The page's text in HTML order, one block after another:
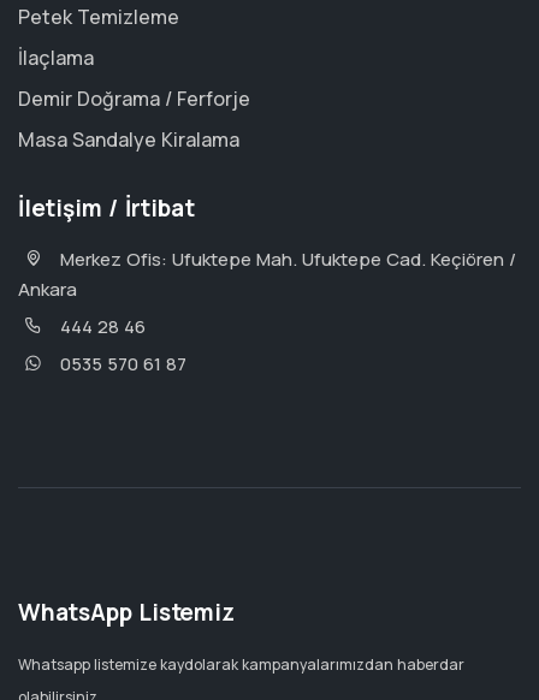
Petek Temizleme
İlaçlama
Demir Doğrama / Ferforje
Masa Sandalye Kiralama
İletişim / İrtibat
Merkez Ofis: Ufuktepe Mah. Ufuktepe Cad. Keçiören /
Ankara
444 28 46
0535 570 61 87
WhatsApp Listemiz
Whatsapp listemize kaydolarak kampanyalarımızdan haberdar